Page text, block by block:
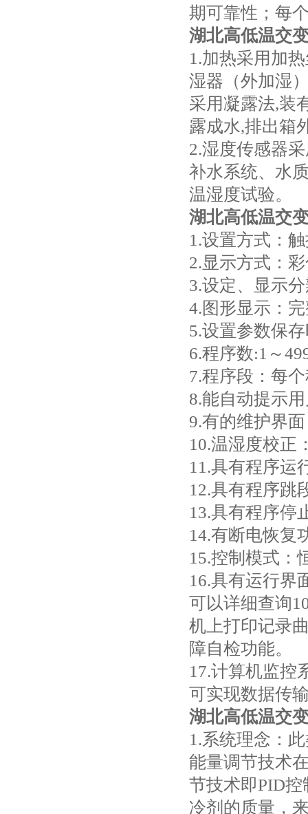
期可靠性；每
湖北高低温交
1.加热采用加
湿器（外加湿
采用凝露法,装
露成水,排出箱
2.湿度传感器
补水系统、水
温湿度试验。
湖北高低温交
1.设置方式：
2.显示方式：
3.设定、显示
4.图形显示：
5.设置参数保
6.程序数:1～
7.程序段：每
8.能自动提示
9.有的维护界
10.温湿度校正
11.具有程序运
12.具有程序跳
13.具有程序停
14.有断电恢复
15.控制模式：
16.具有运行界
可以详细查询
机上打印记录
障自检功能。
17.计算机监控
可实现数据传
湖北高低温交
1.系统理念：
能量调节技术
节技术即PID
冷剂的质量，